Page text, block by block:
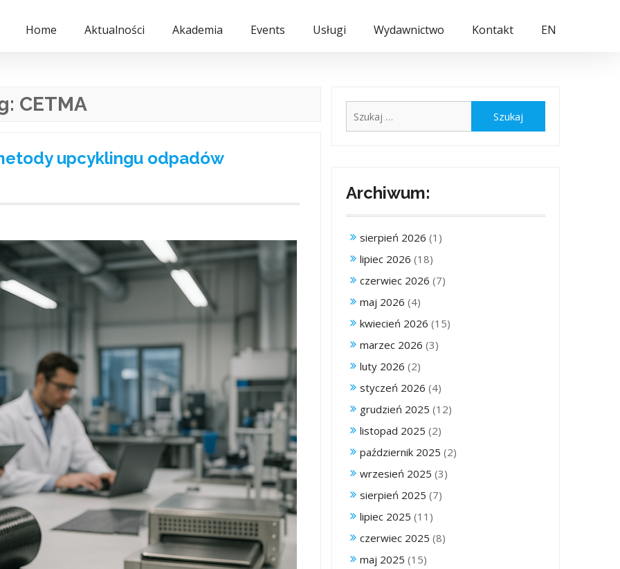
Home Aktualności Akademia Events Usługi Wydawnictwo Kontakt EN
CETMA
upcyklingu odpadów
Archiwum:
sierpień 2026 (1)
lipiec 2026 (18)
czerwiec 2026 (7)
maj 2026 (4)
kwiecień 2026 (15)
marzec 2026 (3)
luty 2026 (2)
styczeń 2026 (4)
grudzień 2025 (12)
listopad 2025 (2)
październik 2025 (2)
wrzesień 2025 (3)
sierpień 2025 (7)
lipiec 2025 (11)
czerwiec 2025 (8)
maj 2025 (15)